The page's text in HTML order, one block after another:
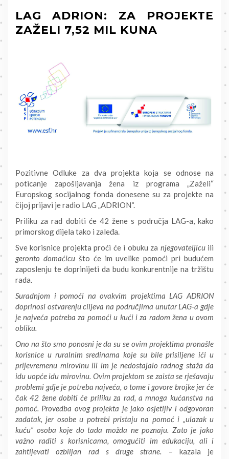
LAG ADRION: ZA PROJEKTE
ZAŽELI 7,52 MIL KUNA
Pozitivne Odluke za dva projekta koja se odnose na
poticanje zapošljavanja žena iz programa „Zaželi“
Europskog socijalnog fonda donesene su za projekte na
čijoj prijavi je radio LAG „ADRION“.
Priliku za rad dobiti će 42 žene s područja LAG-a, kako
primorskog dijela tako i zaleđa.
Sve korisnice projekta proći će i obuku za njegovateljicuili
geronto domaćicušto će im uvelike pomoći pri budućem
zaposlenju te doprinijeti da budu konkurentnije na tržištu
rada.
Suradnjom i pomoći na ovakvim projektima LAG ADRION
doprinosi ostvarenju ciljeva na područjima unutar LAG-a gdje
je najveća potreba za pomoći u kući i za radom žena u ovom
obliku.
Ono na što smo ponosni je da su se ovim projektima pronašle
korisnice u ruralnim sredinama koje su bile prisiljene ići u
prijevremenu mirovinu ili im je nedostajalo radnog staža da
idu uopće idu mirovinu. Ovim projektom se zaista se rješavaju
problemi gdje je potreba najveća, o tome i govore brojke jer će
čak 42 žene dobiti će priliku za rad, a mnoga kućanstva na
pomoć. Provedba ovog projekta je jako osjetljiv i odgovoran
zadatak, jer osobe u potrebi pristaju na pomoć i „ulazak u
kuću“ osoba koje do tada možda ne poznaju. Zato je jako
važno raditi s korisnicama, omogućiti im edukaciju, ali i
zahtijevati ozbiljan rad s druge strane. – kazala je